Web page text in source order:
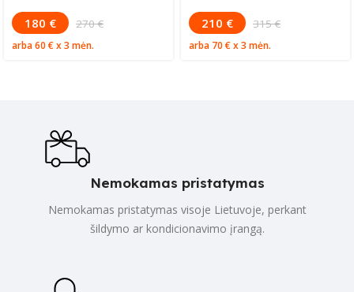
180 € 270 €
arba60 €x 3 mėn.
210 € 315 €
arba 70 €x 3 mėn.
Nemokamas pristatymas
Nemokamas pristatymas visoje Lietuvoje, perkant
šildymo ar kondicionavimo įrangą.